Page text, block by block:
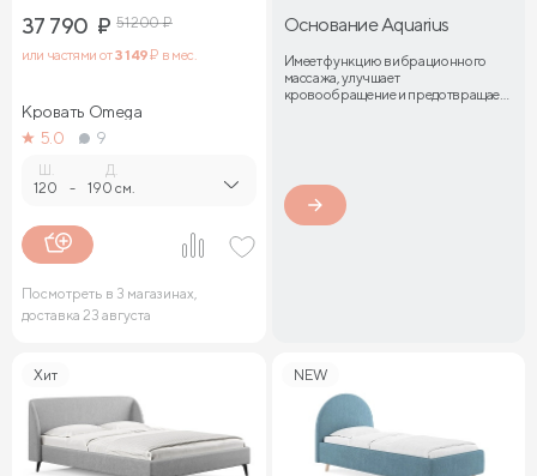
37 790 ₽ 51 200₽
или частями от3 149₽ в мес.
Кровать Omega
5.0
9
120 -
Д.
190 см.
Посмотреть в 3 магазинах,
доставка 23 августа
Основание Aquarius
Имеет функцию вибрационного
массажа, улучшает
кровообращение и предотвращает
Хит NEW